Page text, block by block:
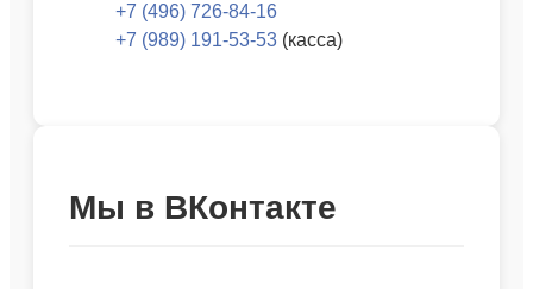
+7 (496) 726-84-16
+7 (989) 191-53-53 (касса)
Мы в ВКонтакте